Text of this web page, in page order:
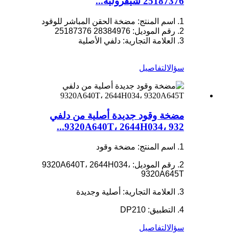
1. اسم المنتج: مضخة الحقن المباشر للوقود
2. رقم الموديل: 28384976 25187376
3. العلامة التجارية: دلفي الأصلية
سؤالالتفاصيل
مضخة وقود جديدة أصلية من دلفي
9320A640T، 2644H034، 932...
1. اسم المنتج: مضخة وقود
2. رقم الموديل: 9320A640T، 2644H034،
9320A645T
3. العلامة التجارية: أصلية وجديدة
4. التطبيق: DP210
سؤالالتفاصيل